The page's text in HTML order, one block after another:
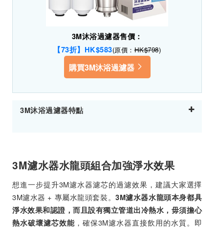
3M沐浴過濾器售價：
【73折】HK$583(原價：HK$798)
購買3M沐浴過濾器
3M沐浴過濾器特點
3M濾水器水龍頭組合加強淨水效果
想進一步提升3M濾水器濾芯的過濾效果，建議大家選擇
3M濾水器 + 專屬水龍頭套裝。3M濾水器水龍頭本身都具
淨水效果和認證，而且設有獨立管道出冷熱水，毋須擔心
熱水破壞濾芯效能，確保3M濾水器直接飲用的水質。即